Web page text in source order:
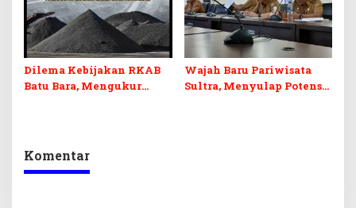
Dilema Kebijakan RKAB
Batu Bara, Mengukur
Wajah Baru Pariwisata
Sultra, Menyulap Potensi
Komentar